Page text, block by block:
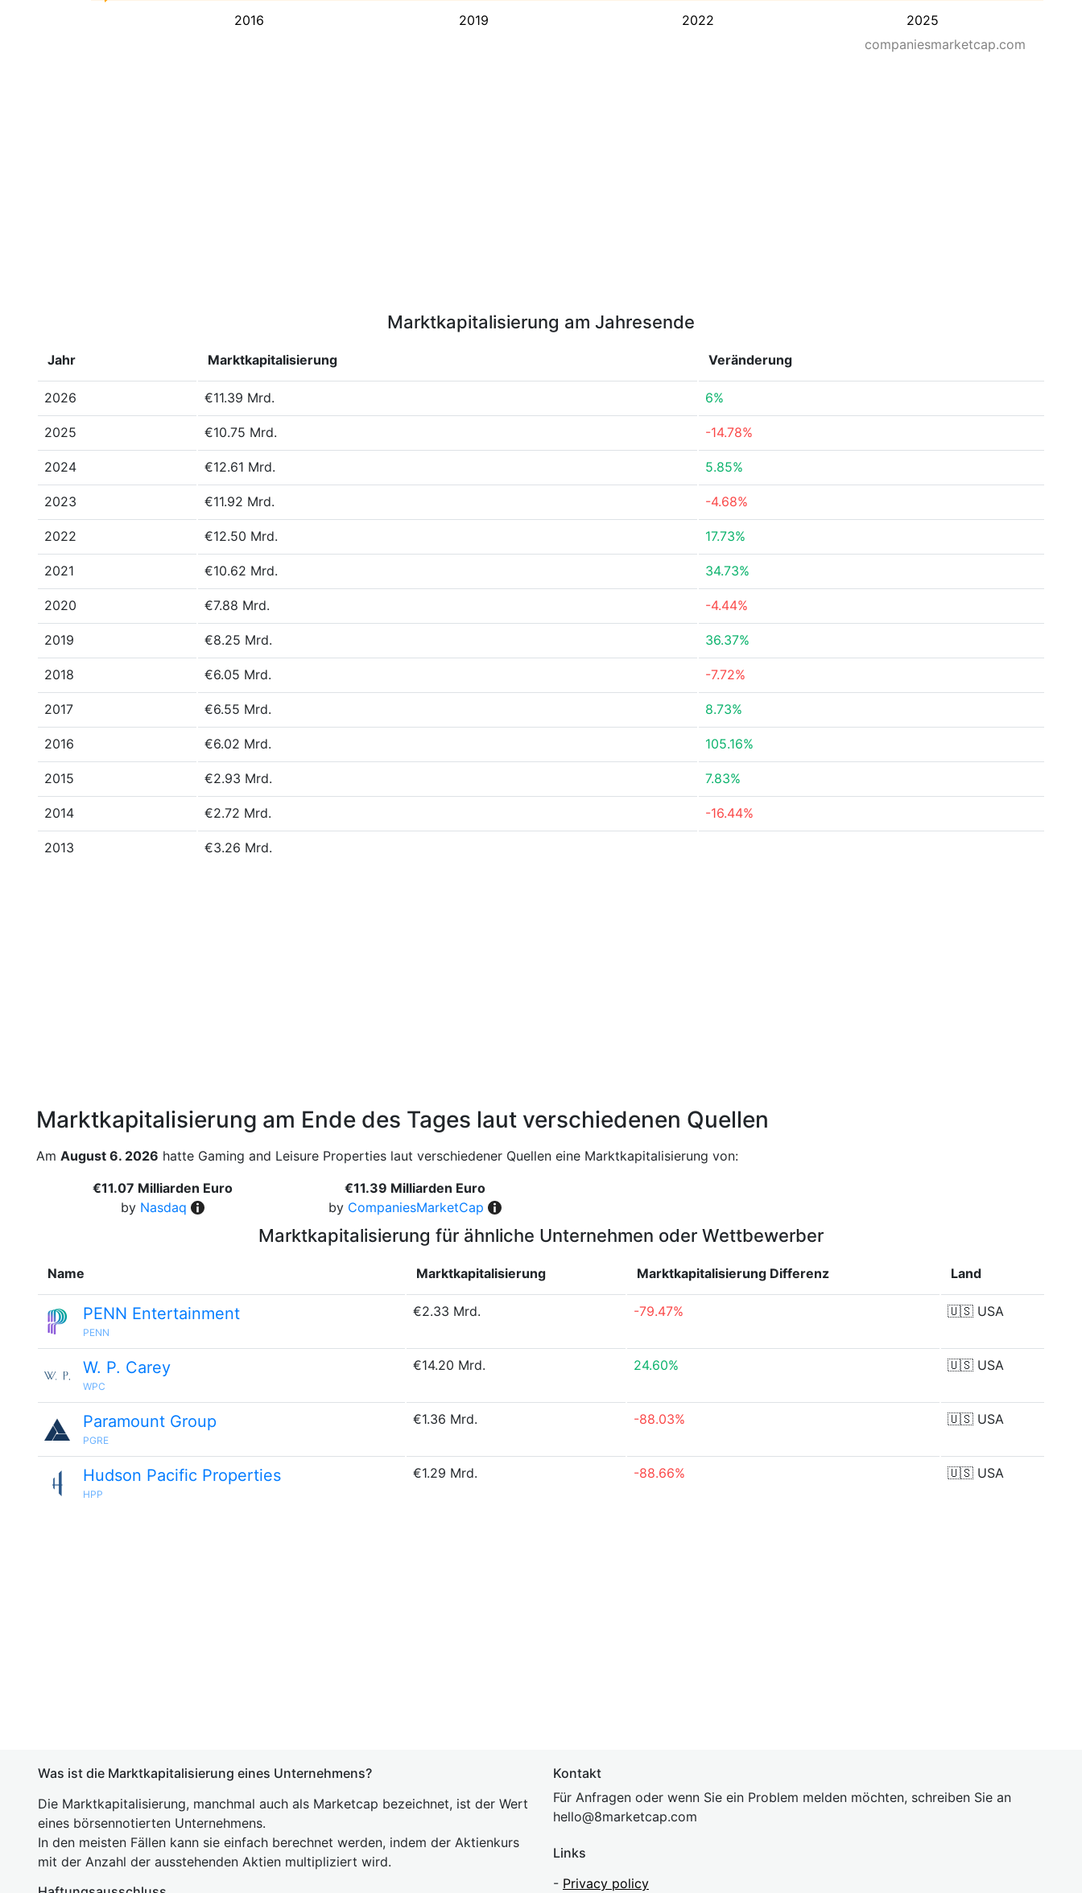
2016 2019 2022 2025
companiesmarketcap.com
Marktkapitalisierung am Jahresende
Jahr Marktkapitalisierung Veränderung
2026 €11.39 Mrd. 6%
2025 €10.75 Mrd. -14.78%
2024 €12.61 Mrd. 5.85%
2023 €11.92 Mrd. -4.68%
2022 €12.50 Mrd. 17.73%
2021 €10.62 Mrd. 34.73%
2020 €7.88 Mrd. -4.44%
2019 €8.25 Mrd. 36.37%
2018 €6.05 Mrd. -7.72%
2017 €6.55 Mrd. 8.73%
2016 €6.02 Mrd. 105.16%
2015 €2.93 Mrd. 7.83%
2014 €2.72 Mrd. -16.44%
2013 €3.26 Mrd.
Marktkapitalisierung am Ende des Tages laut verschiedenen Quellen
Am August 6. 2026 hatte Gaming and Leisure Properties laut verschiedener Quellen eine Marktkapitalisierung von:
€11.07 Milliarden Euro
by Nasdaq
€11.39 Milliarden Euro
by CompaniesMarketCap
Marktkapitalisierung für ähnliche Unternehmen oder Wettbewerber
Name Marktkapitalisierung Marktkapitalisierung Differenz Land
PENN Entertainment
PENN
€2.33 Mrd. -79.47% 🇺🇸 USA
W. P. Carey
WPC
€14.20 Mrd. 24.60% 🇺🇸 USA
Paramount Group
PGRE
€1.36 Mrd. -88.03% 🇺🇸 USA
Hudson Pacific Properties
HPP
€1.29 Mrd. -88.66% 🇺🇸 USA
Was ist die Marktkapitalisierung eines Unternehmens?
Die Marktkapitalisierung, manchmal auch als Marketcap bezeichnet, ist der Wert
eines börsennotierten Unternehmens.
In den meisten Fällen kann sie einfach berechnet werden, indem der Aktienkurs
mit der Anzahl der ausstehenden Aktien multipliziert wird.
Kontakt
Für Anfragen oder wenn Sie ein Problem melden möchten, schreiben Sie an
hello@8marketcap.com
Links
- Privacy policy